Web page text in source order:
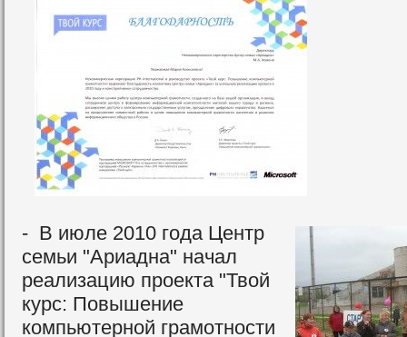
- В июле 2010 года Центр
семьи "Ариадна" начал
реализацию проекта "Твой
курс: Повышение
компьютерной грамотности